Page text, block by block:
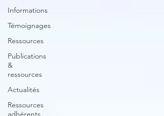
Informations
Témoignages
Ressources
Publications
&
ressources
Actualités
Ressources
adhérents